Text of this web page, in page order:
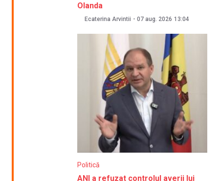
Olanda
Ecaterina Arvintii - 07 aug. 2026 13:04
Politică
ANI a refuzat controlul averii lui